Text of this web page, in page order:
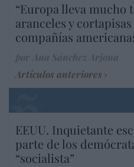
“Europa lleva mucho
aranceles y
compañías
Artículos anteriores
EEUU. Inquietante
parte de los
“socialista”